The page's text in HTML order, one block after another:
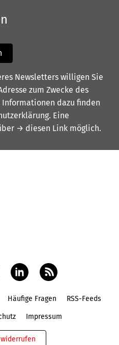
Newsletters willigen Sie
zum Zwecke des
Informationen dazu finden
. Eine
→ diesen Link möglich.
Häufige Fragen RSS-Feeds
Impressum